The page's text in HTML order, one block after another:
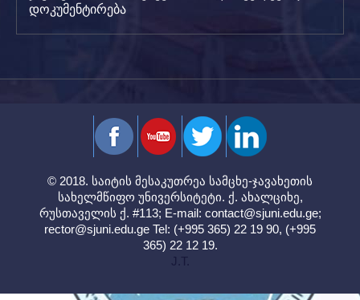
დოკუმენტირება
© 2018. საიტის მესაკუთრეა სამცხე-ჯავახეთის
სახელმწიფო უნივერსიტეტი. ქ. ახალციხე,
რუსთაველის ქ. #113; E-mail: contact@sjuni.edu.ge;
rector@sjuni.edu.ge Tel: (+995 365) 22 19 90, (+995
365) 22 12 19.
J.T.